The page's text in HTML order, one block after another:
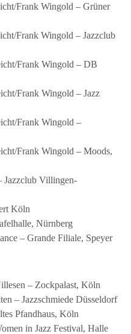
Frank Wingold – Grüner
Frank Wingold – Jazzclub
Frank Wingold – DB
Frank Wingold – Jazz
Frank Wingold –
Frank Wingold – Moods,
Jazzclub Villingen-
Köln
Nürnberg
– Grande Filiale, Speyer
– Zockpalast, Köln
– Jazzschmiede Düsseldorf
Pfandhaus, Köln
in Jazz Festival, Halle